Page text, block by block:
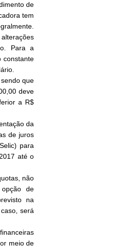
de
tem
Para a
constante
que
deve
a R$
da
de juros
para
até o
não
de
na
será
meio de